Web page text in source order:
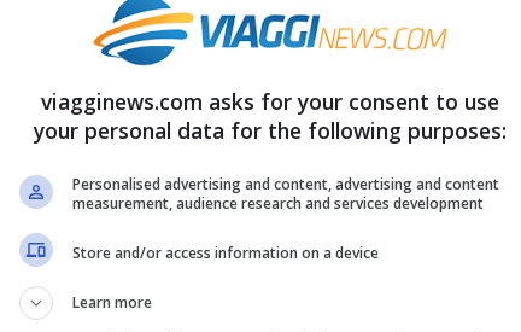
bel tempo praticamente ovunque, mentre
e sulla Calabria ionica sono attese
pericolose di quelle che ci sono state fino
convettivi a mesoscala.
che si generano quando le correnti
con l’aria calda ancora presente sul
viagginews.com asks for your consent to use
your personal data for the following purposes:
Personalised advertising and content, advertising and content
measurement, audience research and services development
Store and/or access information on a device
Learn more